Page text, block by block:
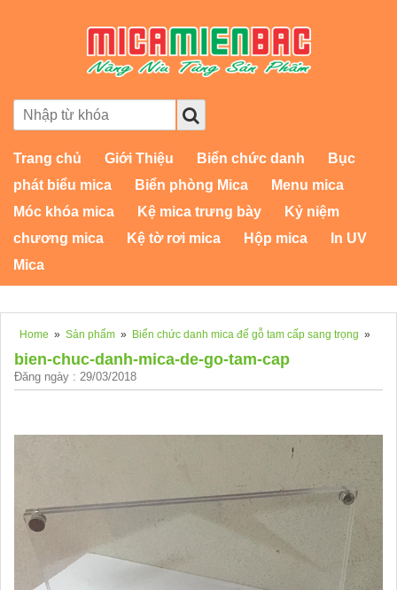
Trang chủ Giới Thiệu Biển chức danh
Bục
phát biểu mica
Biển phòng Mica
Menu mica
Móc khóa mica
Kệ mica trưng bày
Kỷ niệm
chương mica
Kệ tờ rơi mica Hộp mica
In UV
Mica
Home » Sản phẩm » Biển chức danh mica đế gỗ tam cấp sang trọng »
bien-chuc-danh-mica-de-go-tam-cap
Đăng ngày : 29/03/2018